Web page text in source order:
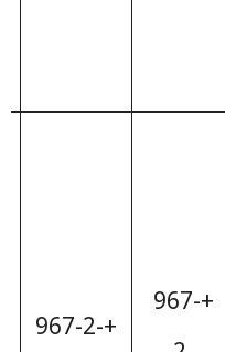
+967-
+967-2-